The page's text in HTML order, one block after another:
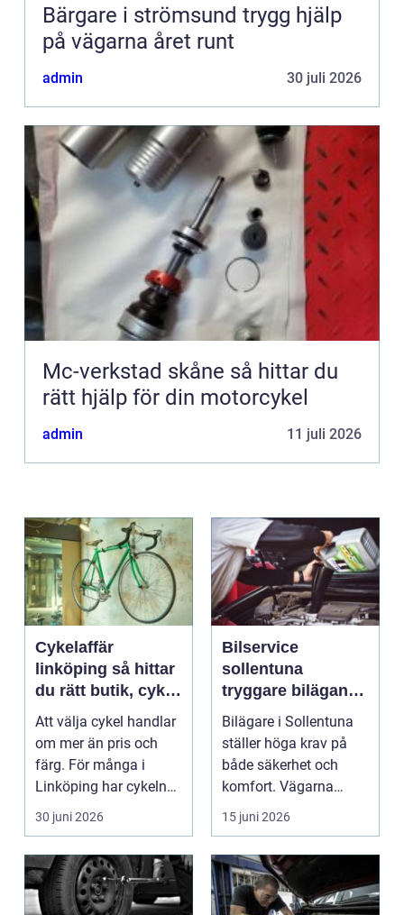
Bärgare i strömsund trygg hjälp
på vägarna året runt
admin 30 juli 2026
Mc-verkstad skåne så hittar du
rätt hjälp för din motorcykel
admin 11 juli 2026
Cykelaffär
linköping så hittar
du rätt butik, cykel
och service
Att välja cykel handlar
om mer än pris och
färg. För många i
Linköping har cykeln
blivit en viktig d...
30 juni 2026
Bilservice
sollentuna
tryggare bilägande
året runt
Bilägare i Sollentuna
ställer höga krav på
både säkerhet och
komfort. Vägarna
växlar mellan
motorväg...
15 juni 2026